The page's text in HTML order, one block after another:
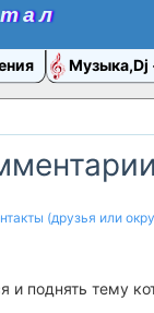
Музыка,Dj
(друзья или
и поднять тему